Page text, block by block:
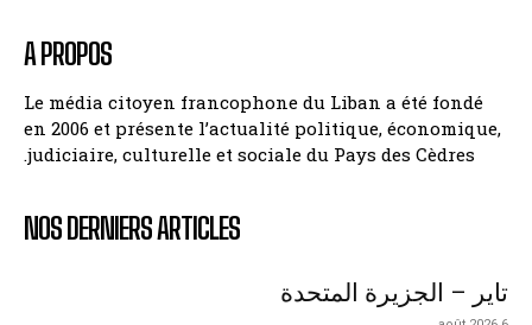
A PROPOS
Le média citoyen francophone du Liban a été fondé
en 2006 et présente l’actualité politique, économique,
judiciaire, culturelle et sociale du Pays des Cèdres.
NOS DERNIERS ARTICLES
تاير – الجزيرة المتحدة